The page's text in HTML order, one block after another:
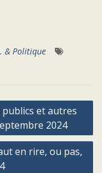
& Politique
publics et autres
2024
en rire, ou pas,